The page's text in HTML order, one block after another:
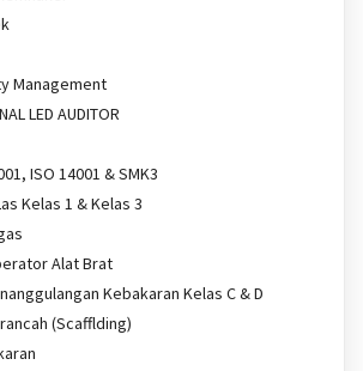
Management
LED AUDITOR
ISO 14001 & SMK3
Kelas 1 & Kelas 3
Alat Brat
Kebakaran Kelas C & D
(Scafflding)